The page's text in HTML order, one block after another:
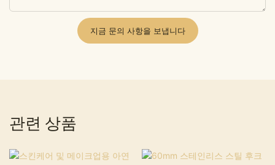
지금 문의 사항을 보냅니다
관련 상품